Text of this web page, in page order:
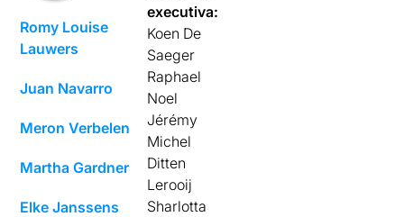
Romy Louise
Lauwers
Juan Navarro
Meron Verbelen
Martha Gardner
Elke Janssens
executiva:
Koen De
Saeger
Raphael
Noel
Jérémy
Michel
Ditten
Lerooij
Sharlotta